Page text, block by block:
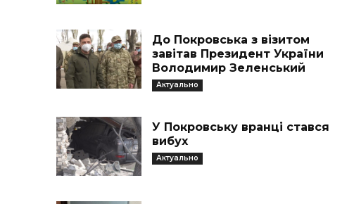
До Покровська з візитом
завітав Президент України
Володимир Зеленський
Актуально
У Покровську вранці стався
вибух
Актуально